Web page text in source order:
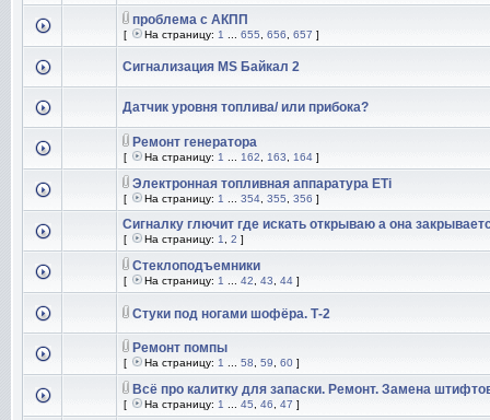
проблема с АКПП
[ На страницу: 1 655 656 657 ]
Сигнализация MS Байкал 2
Датчик уровня топлива/ или прибока?
Ремонт генератора
[ На страницу: 1 162 163 164 ]
Электронная топливная аппаратура ETi
[ На страницу: 1 354 355 356 ]
Сигналку глючит где искать открываю а она
[ На страницу: 1 2 ]
Стеклоподъемники
[ На страницу: 1 42 43 44 ]
Стуки под ногами шофёра. Т-2
Ремонт помпы
[ На страницу: 1 58 59 60 ]
Всё про калитку для запаски. Ремонт. Замена
[ На страницу: 1 45 46 47 ]